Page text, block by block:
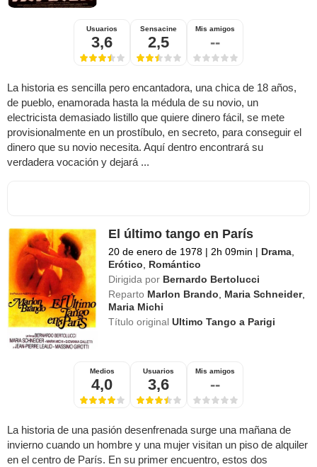
Usuarios
3,6
Sensacine
2,5
Mis amigos
--
La historia es sencilla pero encantadora, una chica de 18 años,
de pueblo, enamorada hasta la médula de su novio, un
electricista demasiado listillo que quiere dinero fácil, se mete
provisionalmente en un prostíbulo, en secreto, para conseguir el
dinero que su novio necesita. Aquí dentro encontrará su
verdadera vocación y dejará ...
El último tango en París
20 de enero de 1978 | 2h 09min | Drama,
Erótico, Romántico
Dirigida por Bernardo Bertolucci
Reparto Marlon Brando, Maria Schneider,
Maria Michi
Título originalUltimo Tango a Parigi
Medios
4,0
Usuarios
3,6
Mis amigos
--
La historia de una pasión desenfrenada surge una mañana de
invierno cuando un hombre y una mujer visitan un piso de alquiler
en el centro de París. En su primer encuentro, estos dos